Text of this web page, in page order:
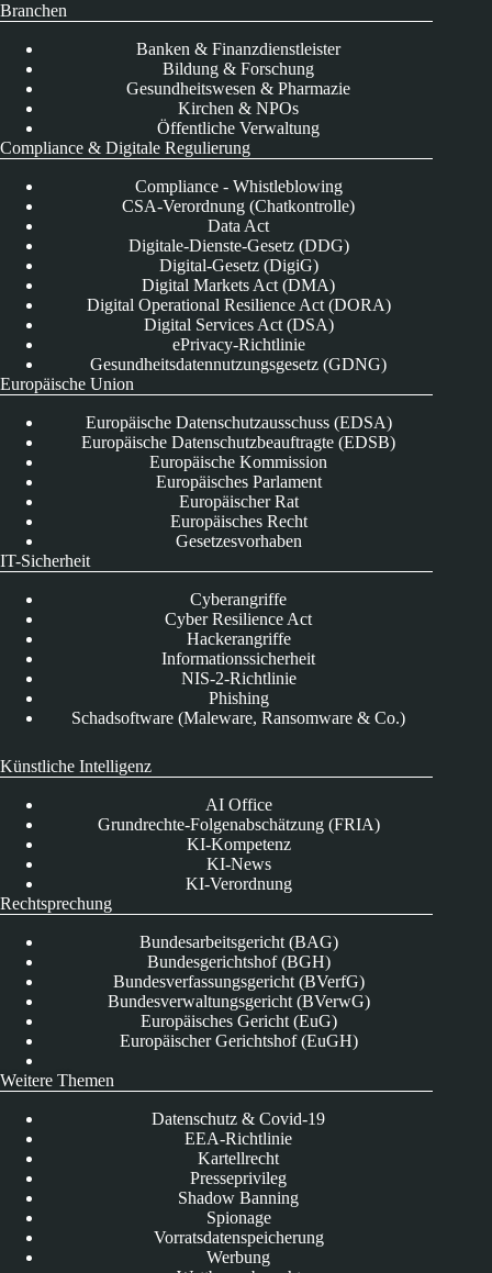
Branchen
Banken & Finanzdienstleister
Bildung & Forschung
Gesundheitswesen & Pharmazie
Kirchen & NPOs
Öffentliche Verwaltung
Compliance & Digitale Regulierung
Compliance - Whistleblowing
CSA-Verordnung (Chatkontrolle)
Data Act
Digitale-Dienste-Gesetz (DDG)
Digital-Gesetz (DigiG)
Digital Markets Act (DMA)
Digital Operational Resilience Act (DORA)
Digital Services Act (DSA)
ePrivacy-Richtlinie
Gesundheitsdatennutzungsgesetz (GDNG)
Europäische Union
Europäische Datenschutzausschuss (EDSA)
Europäische Datenschutzbeauftragte (EDSB)
Europäische Kommission
Europäisches Parlament
Europäischer Rat
Europäisches Recht
Gesetzesvorhaben
IT-Sicherheit
Cyberangriffe
Cyber Resilience Act
Hackerangriffe
Informationssicherheit
NIS-2-Richtlinie
Phishing
Schadsoftware (Maleware, Ransomware & Co.)
Künstliche Intelligenz
AI Office
Grundrechte-Folgenabschätzung (FRIA)
KI-Kompetenz
KI-News
KI-Verordnung
Rechtsprechung
Bundesarbeitsgericht (BAG)
Bundesgerichtshof (BGH)
Bundesverfassungsgericht (BVerfG)
Bundesverwaltungsgericht (BVerwG)
Europäisches Gericht (EuG)
Europäischer Gerichtshof (EuGH)
Weitere Themen
Datenschutz & Covid-19
EEA-Richtlinie
Kartellrecht
Presseprivileg
Shadow Banning
Spionage
Vorratsdatenspeicherung
Werbung